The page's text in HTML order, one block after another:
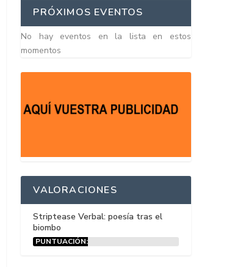
PRÓXIMOS EVENTOS
No hay eventos en la lista en estos
momentos
VALORACIONES
Striptease Verbal: poesía tras el
biombo
PUNTUACIÓN: